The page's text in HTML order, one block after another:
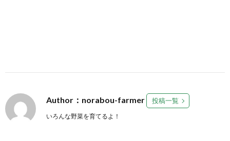
Author：norabou-farmer 投稿一覧
いろんな野菜を育てるよ！